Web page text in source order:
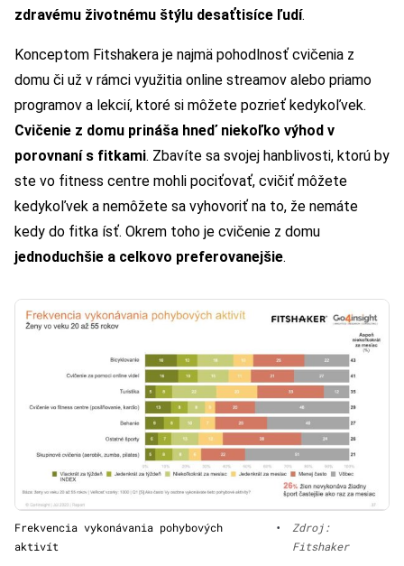
zdravému životnému štýlu desaťtisíce ľudí.
Konceptom Fitshakera je najmä pohodlnosť cvičenia z
domu či už v rámci využitia online streamov alebo priamo
programov a lekcií, ktoré si môžete pozrieť kedykoľvek.
Cvičenie z domu prináša hneď niekoľko výhod v
porovnaní s fitkami. Zbavíte sa svojej hanblivosti, ktorú by
ste vo fitness centre mohli pociťovať, cvičiť môžete
kedykoľvek a nemôžete sa vyhovoriť na to, že nemáte
kedy do fitka ísť. Okrem toho je cvičenie z domu
jednoduchšie a celkovo preferovanejšie.
Frekvencia vykonávania pohybových
aktivít
•
Zdroj:
Fitshaker